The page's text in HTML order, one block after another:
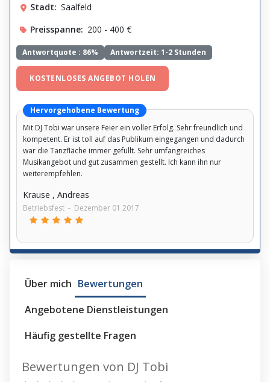
Stadt: Saalfeld
Preisspanne: 200 - 400 €
Antwortquote : 86% Antwortzeit: 1-2 Stunden
KOSTENLOSES ANGEBOT HOLEN
Hervorgehobene Bewertung
Mit DJ Tobi war unsere Feier ein voller Erfolg. Sehr freundlich und
kompetent. Er ist toll auf das Publikum eingegangen und dadurch
war die Tanzfläche immer gefüllt. Sehr umfangreiches
Musikangebot und gut zusammen gestellt. Ich kann ihn nur
weiterempfehlen.
Krause , Andreas
Betriebsfest - Dezember 01 2017
Über mich Bewertungen
Angebotene Dienstleistungen
Häufig gestellte Fragen
Bewertungen von DJ Tobi